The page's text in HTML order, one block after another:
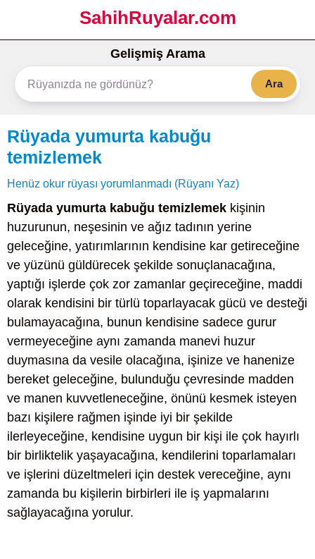
SahihRuyalar.com
Gelişmiş Arama
Ara
Rüyada yumurta kabuğu
temizlemek
Henüz okur rüyası yorumlanmadı (Rüyanı Yaz)
Rüyada yumurta kabuğu temizlemek kişinin
huzurunun, neşesinin ve ağız tadının yerine
geleceğine, yatırımlarının kendisine kar getireceğine
ve yüzünü güldürecek şekilde sonuçlanacağına,
yaptığı işlerde çok zor zamanlar geçireceğine, maddi
olarak kendisini bir türlü toparlayacak gücü ve desteği
bulamayacağına, bunun kendisine sadece gurur
vermeyeceğine aynı zamanda manevi huzur
duymasına da vesile olacağına, işinize ve hanenize
bereket geleceğine, bulunduğu çevresinde madden
ve manen kuvvetleneceğine, önünü kesmek isteyen
bazı kişilere rağmen işinde iyi bir şekilde
ilerleyeceğine, kendisine uygun bir kişi ile çok hayırlı
bir birliktelik yaşayacağına, kendilerini toparlamaları
ve işlerini düzeltmeleri için destek vereceğine, aynı
zamanda bu kişilerin birbirleri ile iş yapmalarını
sağlayacağına yorulur.